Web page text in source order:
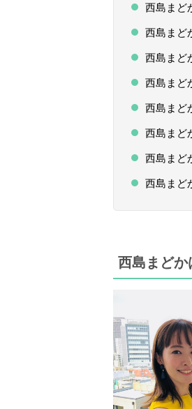
西島まど
西島まど
西島まど
西島まど
西島まど
西島まど
西島まど
西島まど
西島まど